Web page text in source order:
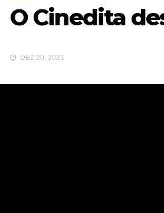
O Cinedita
DEZ 20, 2021